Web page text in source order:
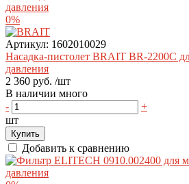
0%
Артикул: 1602010029
Насадка-пистолет BRAIT BR-2200C
давления
2 360 руб. /шт
В наличии много
-
+
шт
Купить
Добавить к сравнению